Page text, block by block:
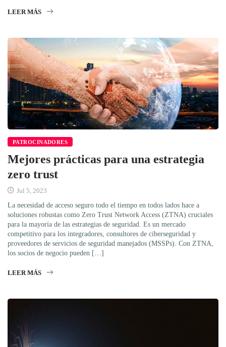
LEER MÁS
PATROCINADORES
Mejores prácticas para una estrategia
zero trust
Jul 5, 2023
La necesidad de acceso seguro todo el tiempo en todos lados hace a
soluciones robustas como Zero Trust Network Access (ZTNA) cruciales
para la mayoría de las estrategias de seguridad. Es un mercado
competitivo para los integradores, consultores de ciberseguridad y
proveedores de servicios de seguridad manejados (MSSPs). Con ZTNA,
los socios de negocio pueden […]
LEER MÁS